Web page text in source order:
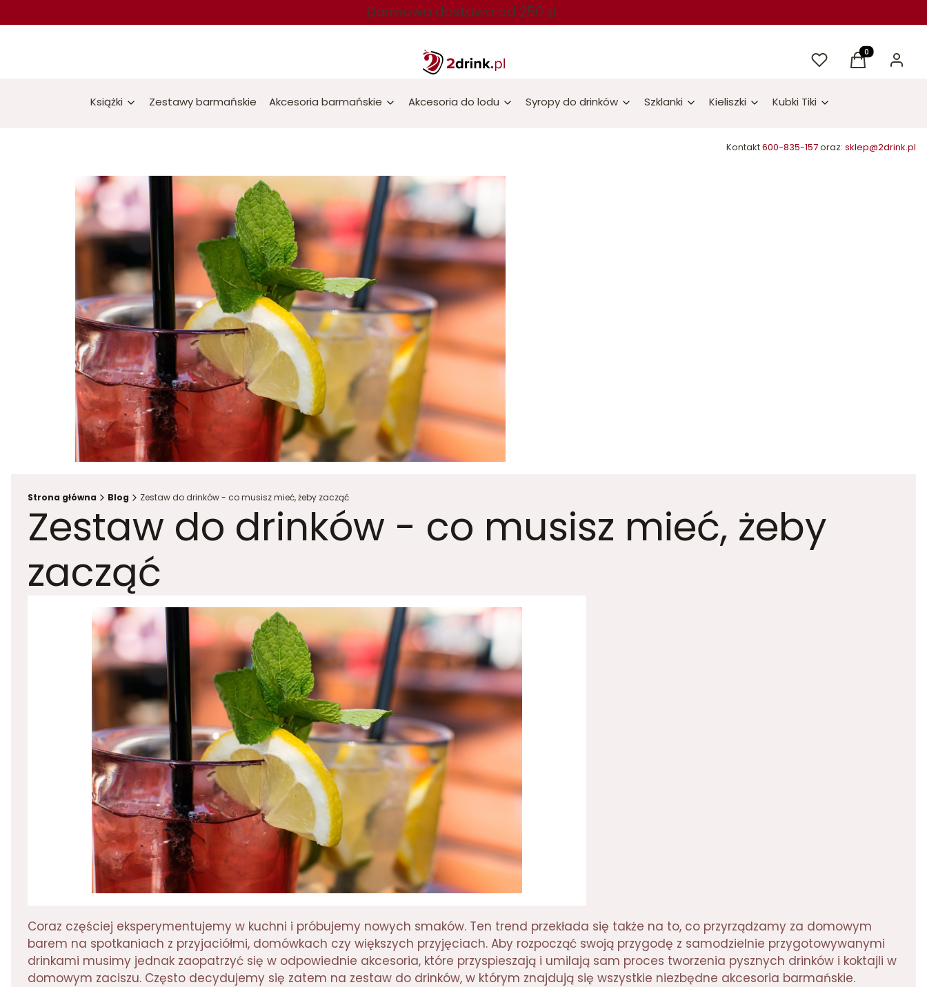
Darmowa dostawa od 250 zł
UlubioneProdukty w
Koszyk Zaloguj
Książki Zestawy barmańskie Akcesoria barmańskie Akcesoria do lodu Syropy do drinków Szklanki Kieliszki Kubki Tiki
Kontakt600-835-157oraz: sklep@2drink.pl
Strona główna Blog Zestaw do drinków - co musisz mieć, żeby zacząć
Zestaw do drinków - co musisz mieć, żeby
zacząć
Coraz częściej eksperymentujemy w kuchni i próbujemy nowych smaków. Ten trend przekłada się także na to, co przyrządzamy za domowym
barem na spotkaniach z przyjaciółmi, domówkach czy większych przyjęciach. Aby rozpocząć swoją przygodę z samodzielnie przygotowywanymi
drinkami musimy jednak zaopatrzyć się w odpowiednie akcesoria, które przyspieszają i umilają sam proces tworzenia pysznych drinków i koktajli w
domowym zaciszu. Często decydujemy się zatem na zestaw do drinków, w którym znajdują się wszystkie niezbędne akcesoria barmańskie.